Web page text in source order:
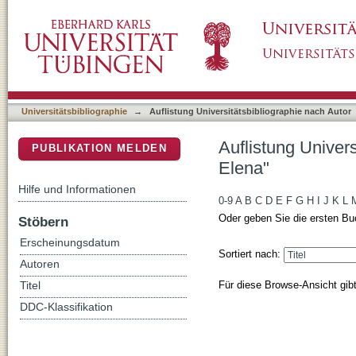
Universitätsbibliographie → Auflistung Universitätsbibliographie nach Autor
Auflistung
Elena"
0-9 A B C D E F G H J K L
Oder geben Sie die ersten
Sortiert nach:
Für diese Browse-Ansicht
PUBLIKATION MELDEN
Hilfe und Informationen
Stöbern
Erscheinungsdatum
Autoren
Titel
DDC-Klassifikation